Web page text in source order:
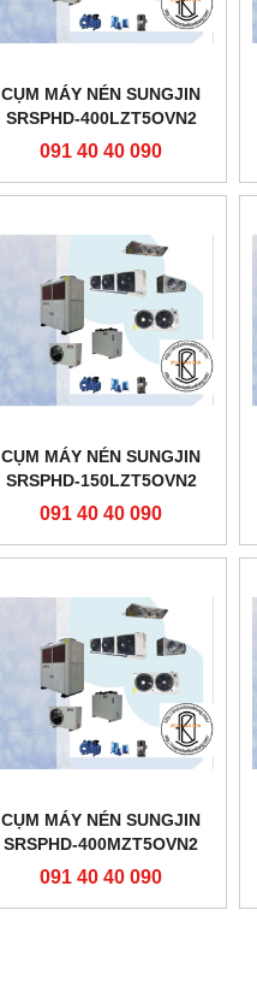
CỤM MÁY NÉN SUNGJIN
SRSPHD-400LZT5OVN2
091 40 40 090
CỤM MÁY NÉN SUNGJIN
SRSPHD-150LZT5OVN2
091 40 40 090
CỤM MÁY NÉN SUNGJIN
SRSPHD-400MZT5OVN2
091 40 40 090